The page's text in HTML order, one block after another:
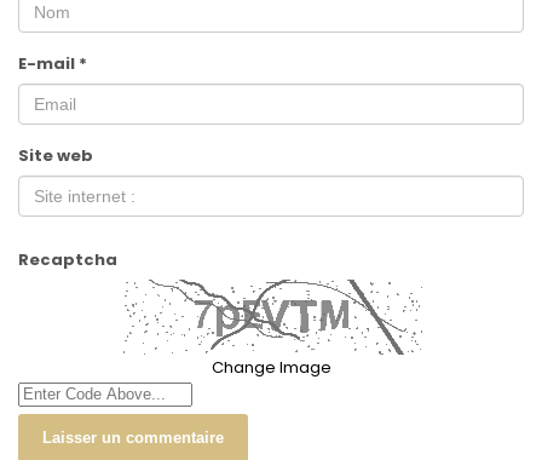
E-mail *
Site web
Recaptcha
Change Image